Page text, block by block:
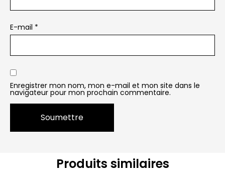
E-mail *
Enregistrer mon nom, mon e-mail et mon site dans le
navigateur pour mon prochain commentaire.
Produits similaires